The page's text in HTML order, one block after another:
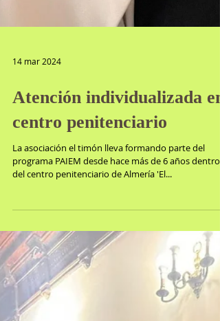
14 mar 2024
Atención individualizada en
programa PAIEM desde hace más de 6 años dentro
del centro penitenciario de Almería 'El...